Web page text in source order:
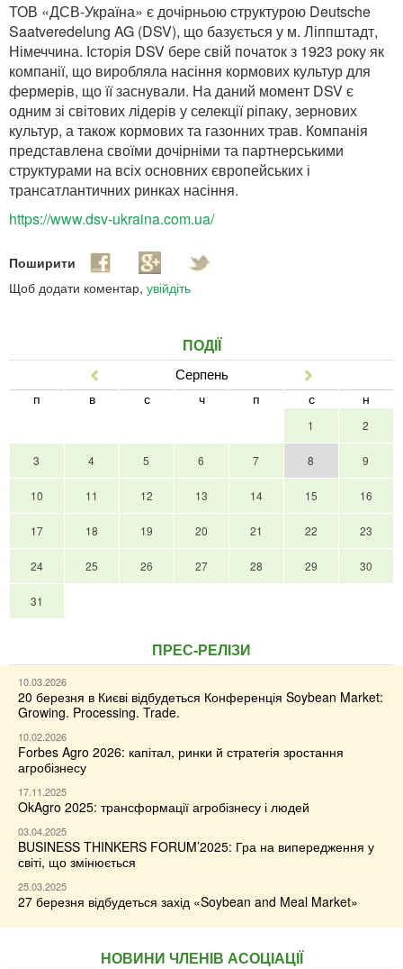
ТОВ «ДСВ-Україна» є дочірньою структурою Deutsche
Saatveredelung AG (DSV), що базується у м. Ліппштадт,
Німеччина. Історія DSV бере свій початок з 1923 року як
компанії, що виробляла насіння кормових культур для
фермерів, що її заснували. На даний момент DSV є
одним зі світових лідерів у селекції ріпаку, зернових
культур, а також кормових та газонних трав. Компанія
представлена своїми дочірніми та партнерськими
структурами на всіх основних європейських і
трансатлантичних ринках насіння.
https://www.dsv-ukraina.com.ua/
Поширити
Щоб додати коментар, увійдіть
ПОДІЇ
Серпень
п в с ч п с н
1 2
3 4 5 6 7 8 9
10 11 12 13 14 15 16
17 18 19 20 21 22 23
24 25 26 27 28 29 30
31
ПРЕС-РЕЛІЗИ
10.03.2026
20 березня в Києві відбудеться Конференція Soybean Market:
Growing. Processing. Trade.
10.02.2026
Forbes Agro 2026: капітал, ринки й стратегія зростання
агробізнесу
17.11.2025
OkAgro 2025: трансформації агробізнесу і людей
03.04.2025
BUSINESS THINKERS FORUM’2025: Гра на випередження у
світі, що змінюється
25.03.2025
27 березня відбудеться захід «Soybean and Meal Market»
НОВИНИ ЧЛЕНІВ АСОЦІАЦІЇ